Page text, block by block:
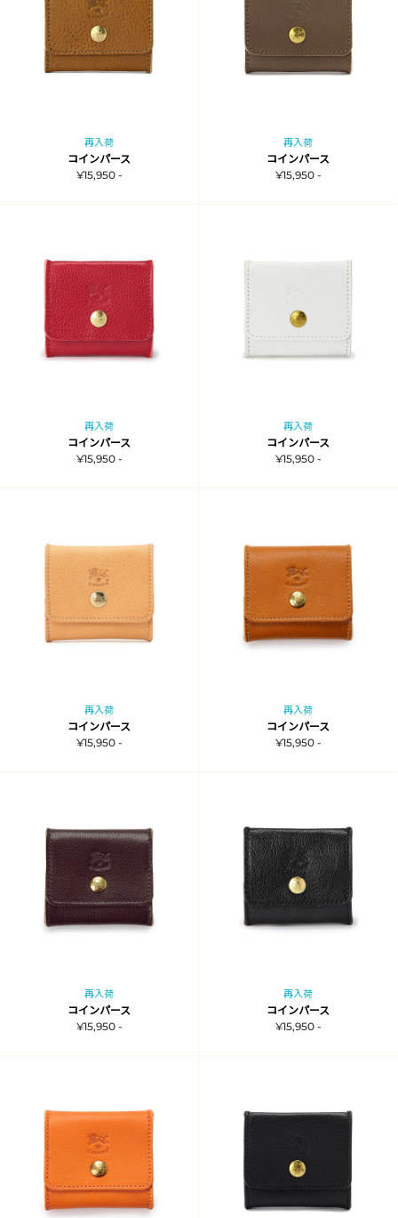
再入荷
コインパース
¥15,950 -
再入荷
コインパース
¥15,950 -
再入荷
コインパース
¥15,950 -
再入荷
コインパース
¥15,950 -
再入荷
コインパース
¥15,950 -
再入荷
コインパース
¥15,950 -
再入荷
コインパース
¥15,950 -
再入荷
コインパース
¥15,950 -